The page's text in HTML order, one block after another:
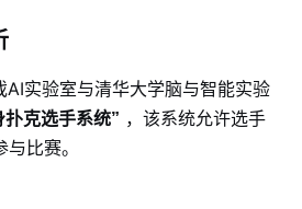
实验室与清华大学脑与智能实验
扑克选手系统” ，该系统允许选手
比赛。